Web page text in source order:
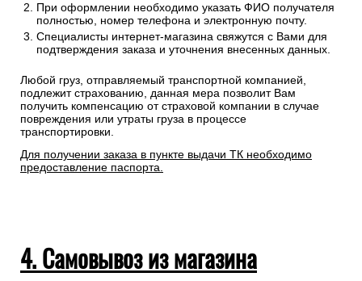
При оформлении необходимо указать ФИО получателя
полностью, номер телефона и электронную почту.
Специалисты интернет-магазина свяжутся с Вами для
подтверждения заказа и уточнения внесенных данных.
Любой груз, отправляемый транспортной компанией,
подлежит страхованию, данная мера позволит Вам
получить компенсацию от страховой компании в случае
повреждения или утраты груза в процессе
транспортировки.
Для получении заказа в пункте выдачи ТК необходимо
предоставление паспорта.
4. Самовывоз из магазина